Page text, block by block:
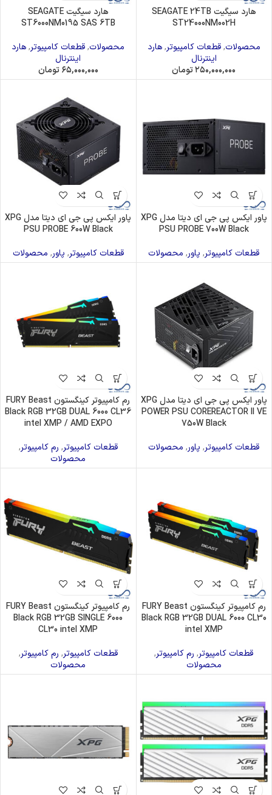
هارد سیگیت SEAGATE 24TB
ST24000NM002H
محصولات,قطعات کامپیوتر,هارد
اینترنال
۲۵۰,۰۰۰,۰۰۰تومان
هارد سیگیت SEAGATE
ST6000NM0195 SAS 6TB
محصولات,قطعات کامپیوتر,هارد
اینترنال
۶۵,۰۰۰,۰۰۰ تومان
پاور ایکس پی جی ای دیتا مدل XPG
PSU PROBE 700W Black
قطعات کامپیوتر, پاور, محصولات
پاور ایکس پی جی ای دیتا مدل XPG
PSU PROBE 600W Black
قطعات کامپیوتر, پاور, محصولات
پاور ایکس پی جی ای دیتا مدل XPG
POWER PSU COREREACTOR II VE
750W Black
قطعات کامپیوتر, پاور, محصولات
رم کامپیوتر کینگستون FURY Beast
Black RGB 32GB DUAL 6000 CL36
intel XMP / AMD EXPO
قطعات کامپیوتر, رم کامپیوتر,
محصولات
رم کامپیوتر کینگستون FURY Beast
Black RGB 32GB DUAL 6000 CL30
intel XMP
قطعات کامپیوتر, رم کامپیوتر,
محصولات
رم کامپیوتر کینگستون FURY Beast
Black RGB 32GB SINGLE 6000
CL30 intel XMP
قطعات کامپیوتر, رم کامپیوتر,
محصولات